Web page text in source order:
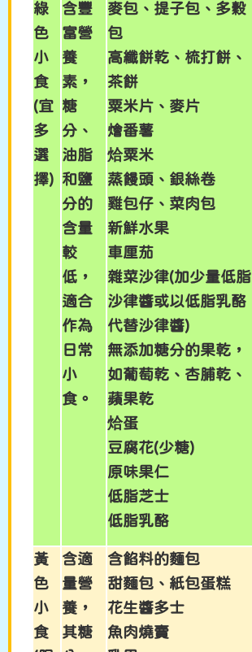
綠
色
小
食
(宜
多
選
擇)
含豐
富營
養
素，
糖
分、
油脂
和鹽
分的
含量
較
低，
適合
作為
日常
小
食。
麥包、提子包、多穀
包
高纖餅乾、梳打餅、
茶餅
粟米片、麥片
燴番薯
烚粟米
蒸饅頭、銀絲卷
雞包仔、菜肉包
新鮮水果
車厘茄
雜菜沙律(加少量低脂
沙律醬或以低脂乳酪
代替沙律醬)
無添加糖分的果乾，
如葡萄乾、杏脯乾、
蘋果乾
烚蛋
豆腐花(少糖)
原味果仁
低脂芝士
低脂乳酪
黃
色
小
食
含適
量營
養，
其糖
含餡料的麵包
甜麵包、紙包蛋糕
花生醬多士
魚肉燒賣